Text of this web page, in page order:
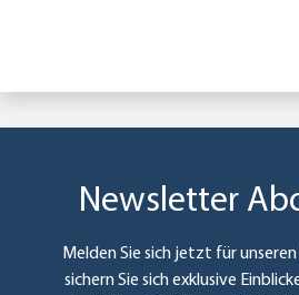
Newsletter
Melden Sie sich jetzt für
sichern Sie sich exklusive